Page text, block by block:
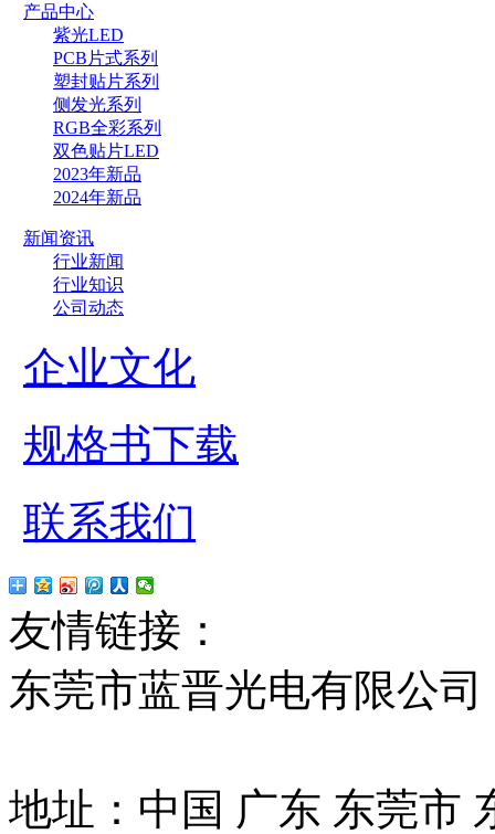
产品中心
紫光LED
PCB片式系列
塑封贴片系列
侧发光系列
RGB全彩系列
双色贴片LED
2023年新品
2024年新品
新闻资讯
行业新闻
行业知识
公司动态
企业文化
规格书下载
联系我们
友情链接：
东莞市蓝晋光电有限公
地址：中国 广东 东莞市